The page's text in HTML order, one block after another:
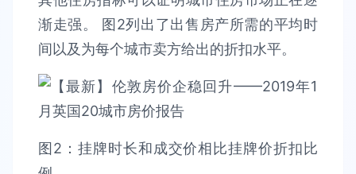
渐走强。 图2列出了出售房产所需的平均时
间以及为每个城市卖方给出的折扣水平。
图2：挂牌时长和成交价相比挂牌价折扣比